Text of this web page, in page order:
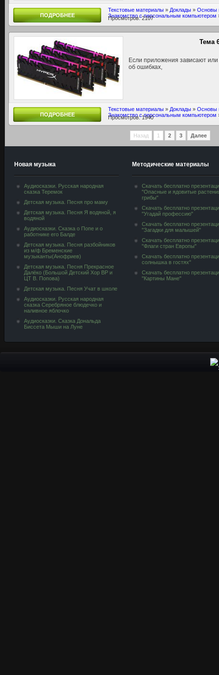
ПОДРОБНЕЕ
Текстовые материалы » Доклады » Основы
Знакомство с персональным компьютером
Просмотров: 2107
Тема
Если приложения зависают
об ошибках,
ПОДРОБНЕЕ
Текстовые материалы » Доклады » Основы
Знакомство с персональным компьютером
Просмотров: 1940
Назад 1 2 3 Далее
Новая музыка
Аудиосказки. Русская народная
сказка Теремок
Детская музыка. Песня про маму
Детская музыка. Песня Я водяной, я
водяной
Аудиосказки. Сказка о Попе и о
работнике его Балде
Детская музыка. Песня разбойников
из м/ф Бременские
музыканты(Анофриев)
Детская музыка. Песня Прекрасное
Далёко (Большой Детский Хор ВР и
ЦТ В. Попова)
Детская музыка. Песня Учат в школе
Аудиосказки. Русская народная
сказка Серебряное блюдечко и
наливное яблочко
Аудиосказки. Сказка Дональда
Биссета Мыши на Луне
Методические материалы
Скачать бесплатно
"Опасные и ядовитые
грибы"
Скачать бесплатно
"Угадай профессию"
Скачать бесплатно
"Загадки для малышей"
Скачать бесплатно
"Флаги стран Европы"
Скачать бесплатно
солнышка в гостях"
Скачать бесплатно
"Картины Мане"